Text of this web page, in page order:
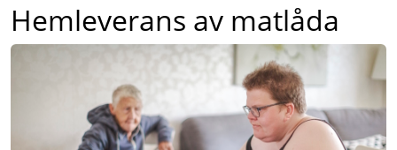
Hemleverans av matlåda